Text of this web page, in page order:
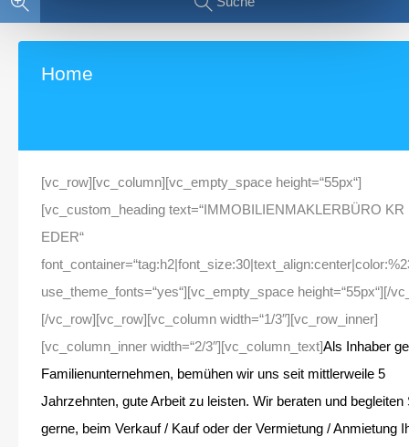
Home
[vc_row][vc_column][vc_empty_space height=“55px“]
[vc_custom_heading text=“IMMOBILIENMAKLERBÜRO KR
EDER“
use_theme_fonts=“yes“][vc_empty_space height=“55px“][/
[/vc_row][vc_row][vc_column width=“1/3″][vc_row_inner]
[vc_column_inner width=“2/3″][vc_column_text]Als Inhaber
Familienunternehmen, bemühen wir uns seit mittlerweile 5
Jahrzehnten, gute Arbeit zu leisten. Wir beraten und begleiten
gerne, beim Verkauf / Kauf oder der Vermietung / Anmietung